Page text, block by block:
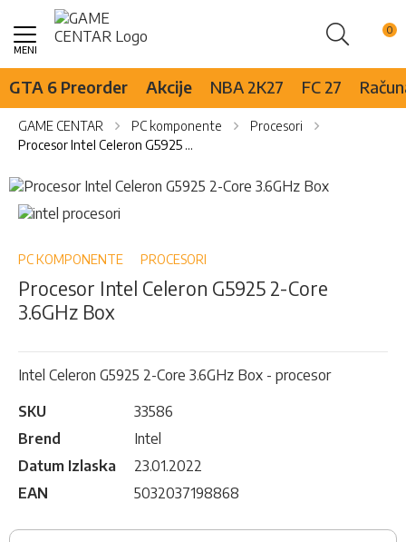
Pretraži
Skip
Content
GTA 6 Preorder Akcije NBA 2K27 FC 27
GAME CENTAR PC komponente
Procesori
Procesor Intel Celeron G5925 2-Core 3.6GHz Box
Skip
to
the
of
images
gallery
Skip
to
beginning
the
images
PC KOMPONENTE PROCESORI
Procesor Intel Celeron G5925 2-Core
3.6GHz Box
Intel Celeron G5925 2-Core 3.6GHz Box - procesor
SKU
33586
Brend
Intel
Datum Izlaska
23.01.2022
EAN
5032037198868